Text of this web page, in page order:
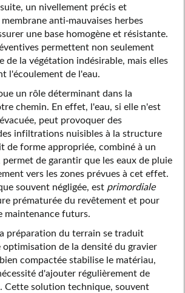
un nivellement précis et
anti-mauvaises herbes
une base homogène et résistante.
permettent non seulement
de la végétation indésirable, mais elles
l'écoulement de l'eau.
un rôle déterminant dans la
chemin. En effet, l'eau, si elle n'est
peut provoquer des
infiltrations nuisibles à la structure
de forme appropriée, combiné à un
de garantir que les eaux de pluie
vers les zones prévues à cet effet.
souvent négligée, est primordiale
prématurée du revêtement et pour
maintenance futurs.
préparation du terrain se traduit
optimisation de la densité du gravier
compactée stabilise le matériau,
d'ajouter régulièrement de
Cette solution technique, souvent